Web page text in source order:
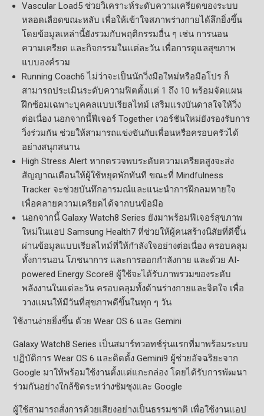
Vascular Load5 ช่วยวิเคราะห์ระดับความเครียดของระบบ
หลอดเลือดขณะหลับ เพื่อให้เข้าใจสภาพร่างกายได้ลึกยิ่งขึ้น
โดยข้อมูลเหล่านี้ยังรวมกับพฤติกรรมอื่น ๆ เช่น การนอน
ความเครียด และกิจกรรมในแต่ละวัน เพื่อการดูแลสุขภาพ
แบบองค์รวม
Running Coach6 ไม่ว่าจะเป็นนักวิ่งมือใหม่หรือมือโปร ก็
สามารถประเมินระดับความฟิตตั้งแต่ 1 ถึง 10 พร้อมจัดแผน
ฝึกซ้อมเฉพาะบุคคลแบบเรียลไทม์ เสริมแรงบันดาลใจให้วิ่ง
ต่อเนื่อง นอกจากนี้ฟีเจอร์ Together เวอร์ชันใหม่ยังรองรับการ
วิ่งร่วมกัน ช่วยให้สามารถแข่งขันกับเพื่อนหรือครอบครัวได้
อย่างสนุกสนาน
High Stress Alert หากตรวจพบระดับความเครียดสูงจะส่ง
สัญญาณเตือนให้ผู้ใช้หยุดพักทันที ขณะที่ Mindfulness
Tracker จะช่วยบันทึกอารมณ์และแนะนำการฝึกลมหายใจ
เพื่อคลายความเครียดได้จากบนข้อมือ
นอกจากนี้ Galaxy Watch8 Series ยังมาพร้อมฟีเจอร์สุขภาพ
ใหม่ในแอป Samsung Health7 ที่ช่วยให้ผู้คนสร้างนิสัยที่ดีขึ้น
ผ่านข้อมูลแบบเรียลไทม์ที่ให้กำลังใจอย่างต่อเนื่อง ครอบคลุม
ทั้งการนอน โภชนาการ และการออกกำลังกาย และด้วย AI-
powered Energy Score8 ผู้ใช้จะได้รับภาพรวมของระดับ
พลังงานในแต่ละวัน ครอบคลุมทั้งด้านร่างกายและจิตใจ เพื่อ
วางแผนให้มีวันที่สุขภาพดีขึ้นในทุก ๆ วัน
ใช้งานง่ายยิ่งขึ้น ด้วย Wear OS 6 และ Gemini
Galaxy Watch8 Series เป็นสมาร์ทวอทช์รุ่นแรกที่มาพร้อมระบบ
ปฏิบัติการ Wear OS 6 และติดตั้ง Gemini9 ผู้ช่วยอัจฉริยะจาก
Google มาให้พร้อมใช้งานตั้งแต่แกะกล่อง โดยได้รับการพัฒนา
ร่วมกันอย่างใกล้ชิดระหว่างซัมซุงและ Google
ผู้ใช้สามารถสั่งการด้วยเสียงอย่างเป็นธรรมชาติ เพื่อใช้งานแอป